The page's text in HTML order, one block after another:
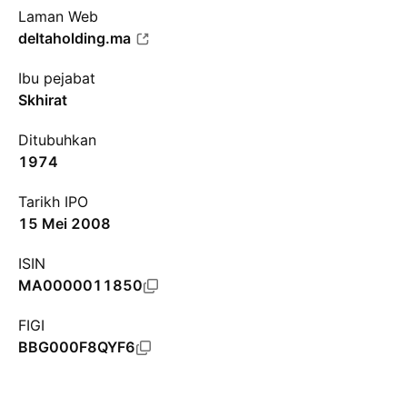
Laman Web
deltaholding.ma
Ibu pejabat
Skhirat
Ditubuhkan
1974
Tarikh IPO
15 Mei 2008
ISIN
MA0000011850
FIGI
BBG000F8QYF6